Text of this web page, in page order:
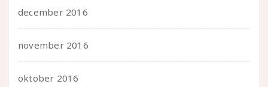
december 2016
november 2016
oktober 2016